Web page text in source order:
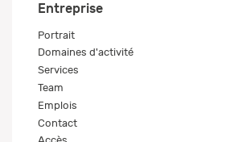
Entreprise
Portrait
Domaines d'activité
Services
Team
Emplois
Contact